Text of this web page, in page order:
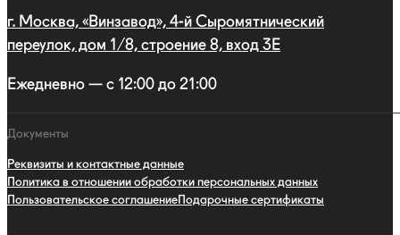
г. Москва, «Винзавод», 4-й Сыромятнический
переулок, дом 1/8, строение 8, вход 3E
Ежедневно — с 12:00 до 21:00
Документы
Реквизиты и контактные данные
Политика в отношении обработки персональных данных
Пользовательское соглашениеПодарочные сертификаты